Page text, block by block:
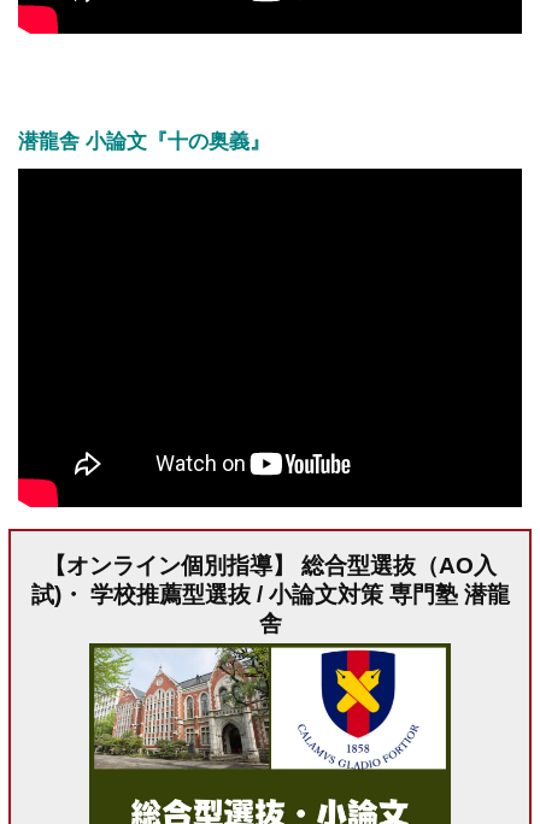
潜龍舎 小論文『十の奥義』
【オンライン個別指導】 総合型選抜（AO入
試)・ 学校推薦型選抜 / 小論文対策 専門塾 潜龍
舎